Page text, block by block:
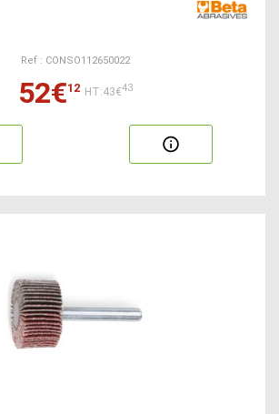
Ref : CONSO112650022
52€12 HT:43€43